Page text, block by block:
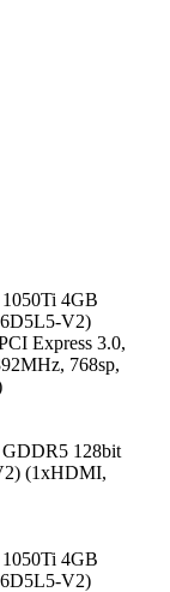
4GB
V2)
Express 3.0,
768sp,
128bit
(1хHDMI,
4GB
V2)